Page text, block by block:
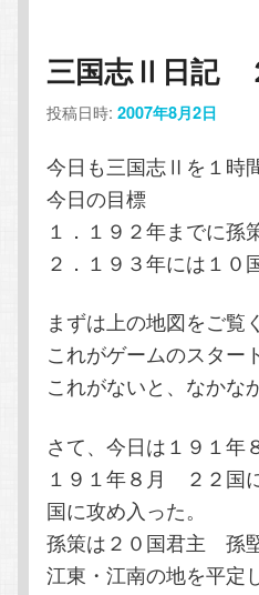
コ
ン
テ
ン
へ
移
動
ン
テ
ン
ツ
移
動
三国志Ⅱ日記
投稿日時:2007年8月2日
今日も三国志Ⅱを１時
今日の目標
１．１９２年までに孫
２．１９３年には１０
まずは上の地図をご覧
これがゲームのスター
これがないと、なかな
さて、今日は１９１年
１９１年８月 ２２国
国に攻め入った。
孫策は２０国君主 孫
江東・江南の地を平定